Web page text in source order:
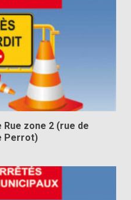
zone 2 (rue de
Perrot)